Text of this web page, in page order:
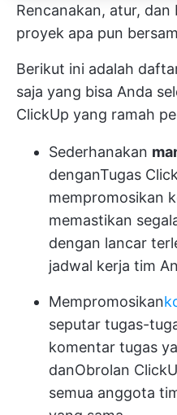
Rencanakan, atur,
proyek apa pun
Berikut ini adalah
saja yang bisa Anda
ClickUp yang ramah
Sederhanakan
denganTugas
mempromosikan
memastikan
dengan lancar
jadwal kerja tim
Mempromosikan
seputar tugas-
komentar tugas
danObrolan
semua anggota